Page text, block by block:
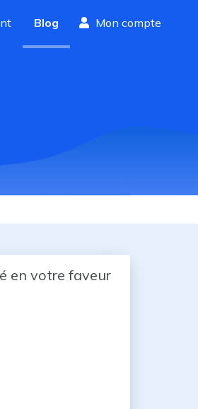
Blog Mon compte
en votre faveur